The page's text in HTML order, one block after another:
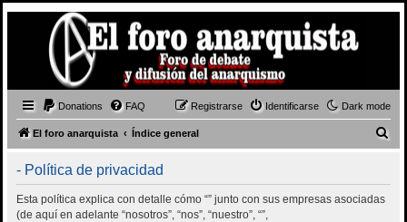
Dark mode
Donations FAQ Identificarse
Registrarse
El foro anarquista Índice general
- Política de privacidad
Esta política explica con detalle cómo “” junto con sus empresas asociadas
(de aquí en adelante “nosotros”, “nos”, “nuestro”, “”,